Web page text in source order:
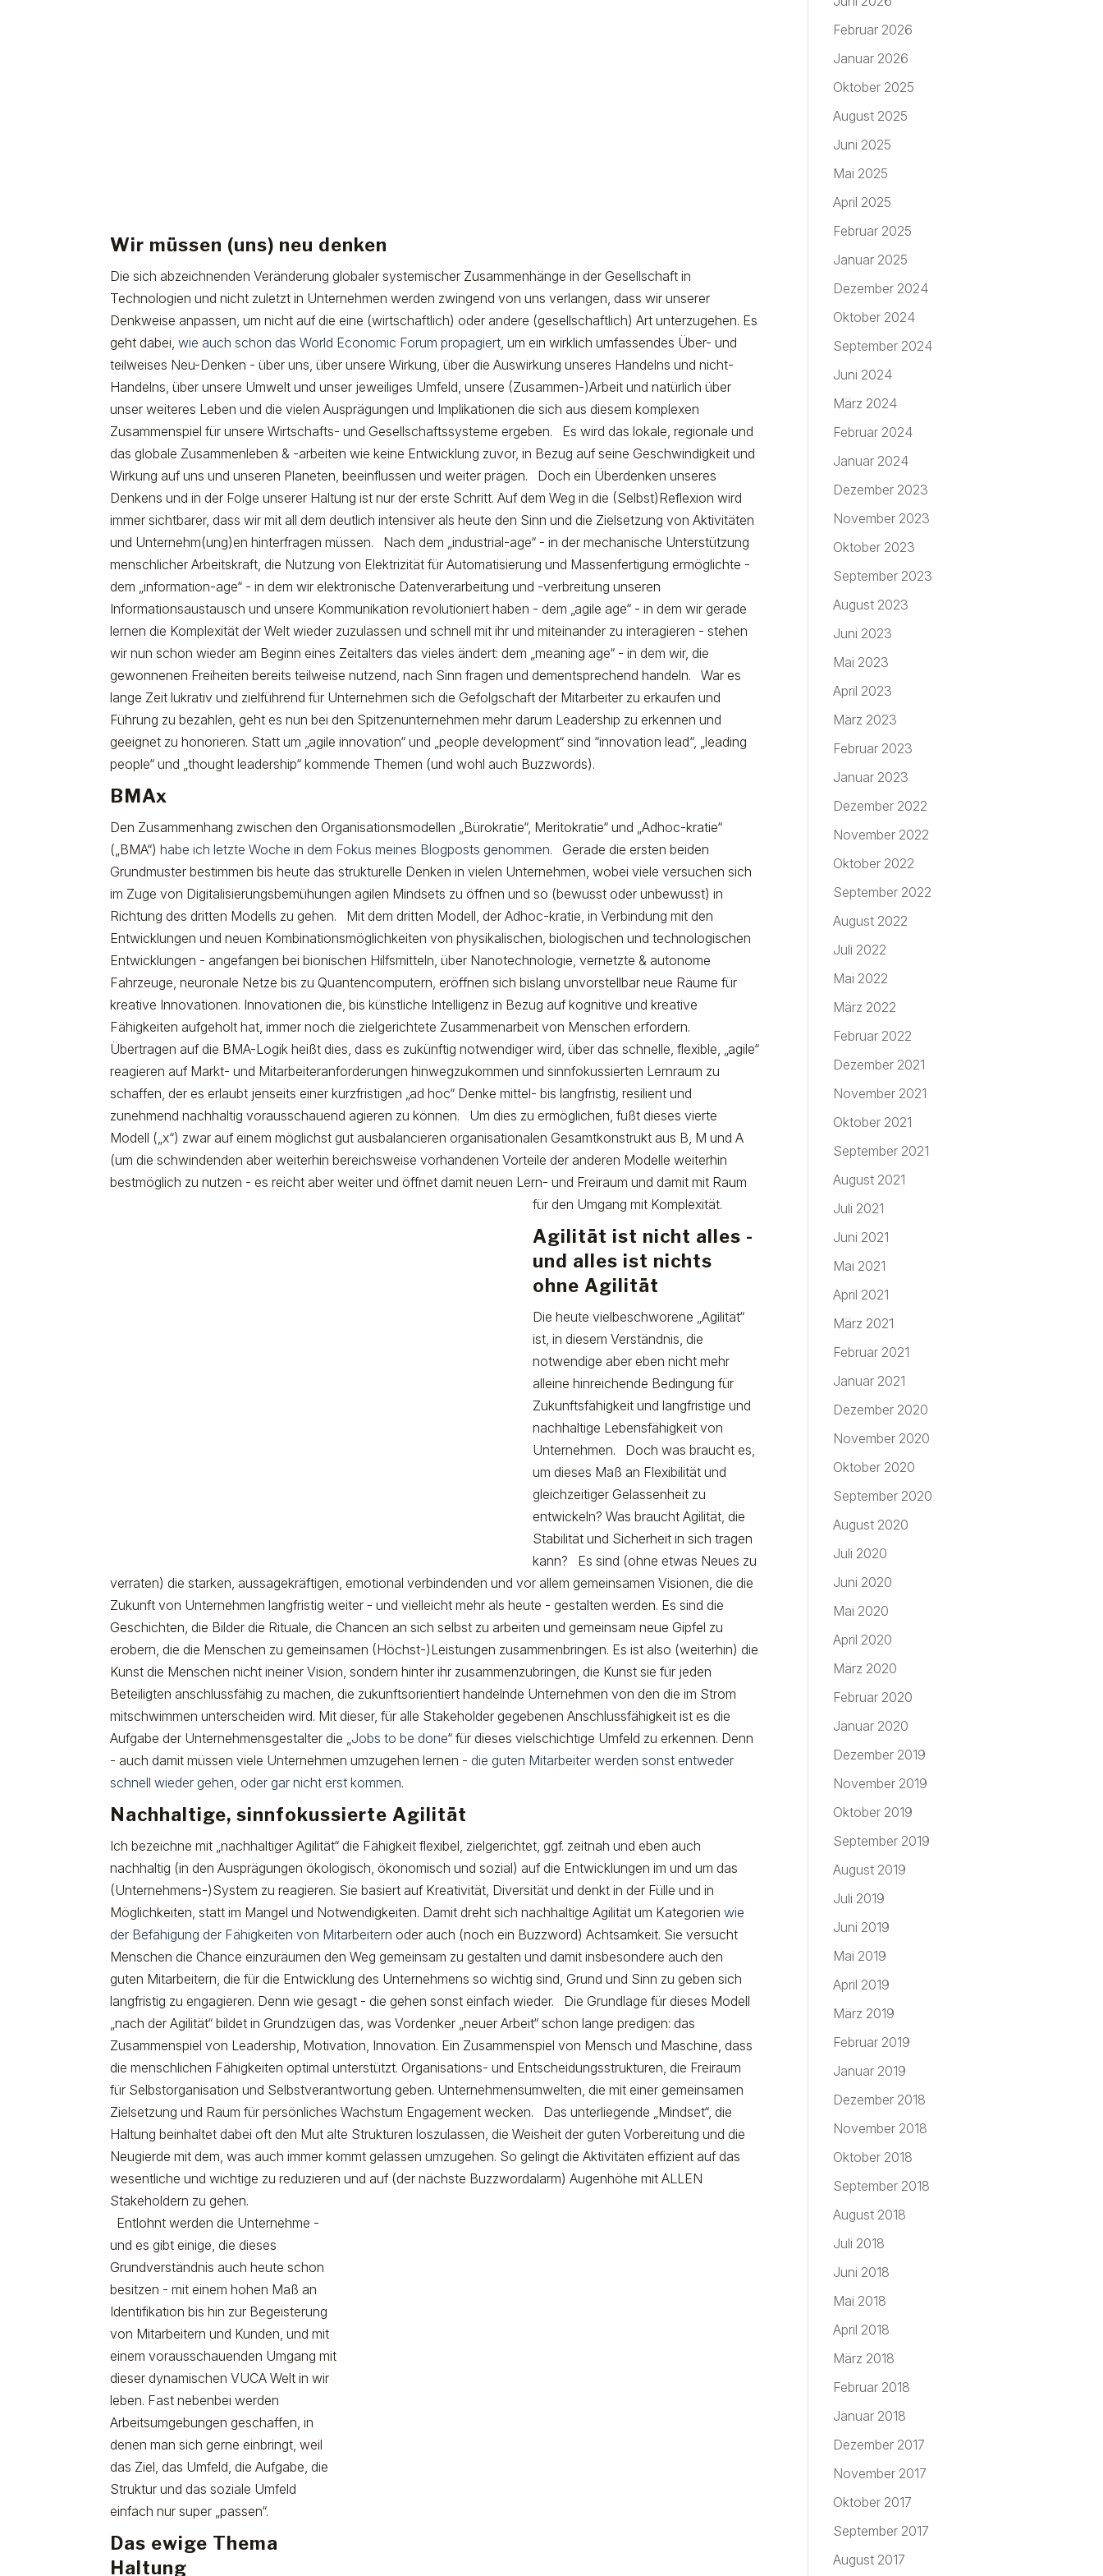
Wir müssen (uns) neu denken
Die sich abzeichnenden Veränderung globaler systemischer Zusammenhänge in der Gesellschaft in
Technologien und nicht zuletzt in Unternehmen werden zwingend von uns verlangen, dass wir unserer
Denkweise anpassen, um nicht auf die eine (wirtschaftlich) oder andere (gesellschaftlich) Art unterzugehen. Es
geht dabei,wie auch schon das World Economic Forum propagiert , um ein wirklich umfassendes Über- und
teilweises Neu-Denken - über uns, über unsere Wirkung, über die Auswirkung unseres Handelns und nicht-
Handelns, über unsere Umwelt und unser jeweiliges Umfeld, unsere (Zusammen-)Arbeit und natürlich über
unser weiteres Leben und die vielen Ausprägungen und Implikationen die sich aus diesem komplexen
Zusammenspiel für unsere Wirtschafts- und Gesellschaftssysteme ergeben. Es wird das lokale, regionale und
das globale Zusammenleben & -arbeiten wie keine Entwicklung zuvor, in Bezug auf seine Geschwindigkeit und
Wirkung auf uns und unseren Planeten, beeinflussen und weiter prägen. Doch ein Überdenken unseres
Denkens und in der Folge unserer Haltung ist nur der erste Schritt. Auf dem Weg in die (Selbst)Reflexion wird
immer sichtbarer, dass wir mit all dem deutlich intensiver als heute den Sinn und die Zielsetzung von Aktivitäten
und Unternehm(ung)en hinterfragen müssen. Nach dem „industrial-age“ - in der mechanische Unterstützung
menschlicher Arbeitskraft, die Nutzung von Elektrizität für Automatisierung und Massenfertigung ermöglichte -
dem „information-age“ - in dem wir elektronische Datenverarbeitung und -verbreitung unseren
Informationsaustausch und unsere Kommunikation revolutioniert haben - dem „agile age“ - in dem wir gerade
lernen die Komplexität der Welt wieder zuzulassen und schnell mit ihr und miteinander zu interagieren - stehen
wir nun schon wieder am Beginn eines Zeitalters das vieles ändert: dem „meaning age“ - in dem wir, die
gewonnenen Freiheiten bereits teilweise nutzend, nach Sinn fragen und dementsprechend handeln. War es
lange Zeit lukrativ und zielführend für Unternehmen sich die Gefolgschaft der Mitarbeiter zu erkaufen und
Führung zu bezahlen, geht es nun bei den Spitzenunternehmen mehr darum Leadership zu erkennen und
geeignet zu honorieren. Statt um „agile innovation“ und „people development“ sind “innovation lead“, „leading
people“ und „thought leadership“ kommende Themen (und wohl auch Buzzwords).
BMAx
Den Zusammenhang zwischen den Organisationsmodellen „Bürokratie“, Meritokratie“ und „Adhoc-kratie“
(„BMA“)habe ich letzte Woche in dem Fokus meines Blogposts genommen. Gerade die ersten beiden
Grundmuster bestimmen bis heute das strukturelle Denken in vielen Unternehmen, wobei viele versuchen sich
im Zuge von Digitalisierungsbemühungen agilen Mindsets zu öffnen und so (bewusst oder unbewusst) in
Richtung des dritten Modells zu gehen. Mit dem dritten Modell, der Adhoc-kratie, in Verbindung mit den
Entwicklungen und neuen Kombinationsmöglichkeiten von physikalischen, biologischen und technologischen
Entwicklungen - angefangen bei bionischen Hilfsmitteln, über Nanotechnologie, vernetzte & autonome
Fahrzeuge, neuronale Netze bis zu Quantencomputern, eröffnen sich bislang unvorstellbar neue Räume für
kreative Innovationen. Innovationen die, bis künstliche Intelligenz in Bezug auf kognitive und kreative
Fähigkeiten aufgeholt hat, immer noch die zielgerichtete Zusammenarbeit von Menschen erfordern.
Übertragen auf die BMA-Logik heißt dies, dass es zukünftig notwendiger wird, über das schnelle, flexible, „agile“
reagieren auf Markt- und Mitarbeiteranforderungen hinwegzukommen und sinnfokussierten Lernraum zu
schaffen, der es erlaubt jenseits einer kurzfristigen „ad hoc“ Denke mittel- bis langfristig, resilient und
zunehmend nachhaltig vorausschauend agieren zu können. Um dies zu ermöglichen, fußt dieses vierte
Modell („x“) zwar auf einem möglichst gut ausbalancieren organisationalen Gesamtkonstrukt aus B, M und A
(um die schwindenden aber weiterhin bereichsweise vorhandenen Vorteile der anderen Modelle weiterhin
bestmöglich zu nutzen - es reicht aber weiter und öffnet damit neuen Lern- und Freiraum und damit mit Raum
für den Umgang mit Komplexität.
Agilität ist nicht alles -
und alles ist nichts
ohne Agilität
Die heute vielbeschworene „Agilität“
ist, in diesem Verständnis, die
notwendige aber eben nicht mehr
alleine hinreichende Bedingung für
Zukunftsfähigkeit und langfristige und
nachhaltige Lebensfähigkeit von
Unternehmen. Doch was braucht es,
um dieses Maß an Flexibilität und
gleichzeitiger Gelassenheit zu
entwickeln? Was braucht Agilität, die
Stabilität und Sicherheit in sich tragen
kann? Es sind (ohne etwas Neues zu
verraten) die starken, aussagekräftigen, emotional verbindenden und vor allem gemeinsamen Visionen, die die
Zukunft von Unternehmen langfristig weiter - und vielleicht mehr als heute - gestalten werden. Es sind die
Geschichten, die Bilder die Rituale, die Chancen an sich selbst zu arbeiten und gemeinsam neue Gipfel zu
erobern, die die Menschen zu gemeinsamen (Höchst-)Leistungen zusammenbringen. Es ist also (weiterhin) die
Kunst die Menschen nichtineiner Vision, sondernhinter ihr zusammenzubringen, die Kunst sie für jeden
Beteiligten anschlussfähig zu machen, die zukunftsorientiert handelnde Unternehmen von den die im Strom
mitschwimmen unterscheiden wird. Mit dieser, für alle Stakeholder gegebenen Anschlussfähigkeit ist es die
Aufgabe der Unternehmensgestalter die „Jobs to be done“ für dieses vielschichtige Umfeld zu erkennen. Denn
- auch damit müssen viele Unternehmen umzugehen lernen -die guten Mitarbeiter werden sonst entweder
schnell wieder gehen, oder gar nicht erst kommen.
Nachhaltige, sinnfokussierte Agilität
Ich bezeichne mit „nachhaltiger Agilität“ die Fähigkeit flexibel, zielgerichtet, ggf. zeitnah und eben auch
nachhaltig (in den Ausprägungen ökologisch, ökonomisch und sozial) auf die Entwicklungen im und um das
(Unternehmens-)System zu reagieren. Sie basiert auf Kreativität, Diversität und denkt in der Fülle und in
Möglichkeiten, statt im Mangel und Notwendigkeiten. Damit dreht sich nachhaltige Agilität um Kategorienwie
der Befähigung der Fähigkeiten von Mitarbeitern oder auch (noch ein Buzzword) Achtsamkeit. Sie versucht
Menschen die Chance einzuräumen den Weg gemeinsam zu gestalten und damit insbesondere auch den
guten Mitarbeitern, die für die Entwicklung des Unternehmens so wichtig sind, Grund und Sinn zu geben sich
langfristig zu engagieren. Denn wie gesagt - die gehen sonst einfach wieder. Die Grundlage für dieses Modell
„nach der Agilität“ bildet in Grundzügen das, was Vordenker „neuer Arbeit“ schon lange predigen: das
Zusammenspiel von Leadership, Motivation, Innovation. Ein Zusammenspiel von Mensch und Maschine, dass
die menschlichen Fähigkeiten optimal unterstützt. Organisations- und Entscheidungsstrukturen, die Freiraum
für Selbstorganisation und Selbstverantwortung geben. Unternehmensumwelten, die mit einer gemeinsamen
Zielsetzung und Raum für persönliches Wachstum Engagement wecken. Das unterliegende „Mindset“, die
Haltung beinhaltet dabei oft den Mut alte Strukturen loszulassen, die Weisheit der guten Vorbereitung und die
Neugierde mit dem, was auch immer kommt gelassen umzugehen. So gelingt die Aktivitäten effizient auf das
wesentliche und wichtige zu reduzieren und auf (der nächste Buzzwordalarm) Augenhöhe mit ALLEN
Stakeholdern zu gehen.
Entlohnt werden die Unternehme -
und es gibt einige, die dieses
Grundverständnis auch heute schon
besitzen - mit einem hohen Maß an
Identifikation bis hin zur Begeisterung
von Mitarbeitern und Kunden, und mit
einem vorausschauenden Umgang mit
dieser dynamischen VUCA Welt in wir
leben. Fast nebenbei werden
Arbeitsumgebungen geschaffen, in
denen man sich gerne einbringt, weil
das Ziel, das Umfeld, die Aufgabe, die
Struktur und das soziale Umfeld
einfach nur super „passen“.
Das ewige Thema
Haltung
Februar 2026
Januar 2026
Oktober 2025
August 2025
Juni 2025
Mai 2025
April 2025
Februar 2025
Januar 2025
Dezember 2024
Oktober 2024
September 2024
Juni 2024
März 2024
Februar 2024
Januar 2024
Dezember 2023
November 2023
Oktober 2023
September 2023
August 2023
Juni 2023
Mai 2023
April 2023
März 2023
Februar 2023
Januar 2023
Dezember 2022
November 2022
Oktober 2022
September 2022
August 2022
Juli 2022
Mai 2022
März 2022
Februar 2022
Dezember 2021
November 2021
Oktober 2021
September 2021
August 2021
Juli 2021
Juni 2021
Mai 2021
April 2021
März 2021
Februar 2021
Januar 2021
Dezember 2020
November 2020
Oktober 2020
September 2020
August 2020
Juli 2020
Juni 2020
Mai 2020
April 2020
März 2020
Februar 2020
Januar 2020
Dezember 2019
November 2019
Oktober 2019
September 2019
August 2019
Juli 2019
Juni 2019
Mai 2019
April 2019
März 2019
Februar 2019
Januar 2019
Dezember 2018
November 2018
Oktober 2018
September 2018
August 2018
Juli 2018
Juni 2018
Mai 2018
April 2018
März 2018
Februar 2018
Januar 2018
Dezember 2017
November 2017
Oktober 2017
September 2017
August 2017